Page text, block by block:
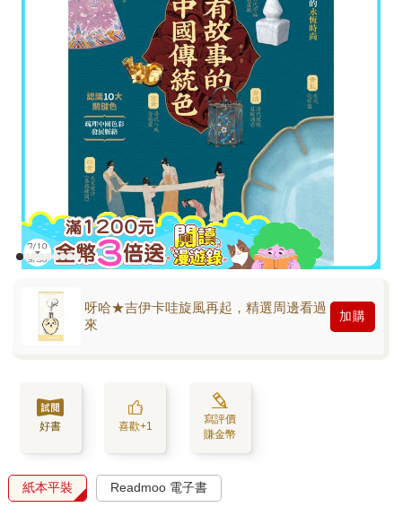
呀哈★吉伊卡哇旋風再起，精選周邊看過
來
加購
好書 喜歡+1
寫評價
賺金幣
紙本平裝 Readmoo 電子書